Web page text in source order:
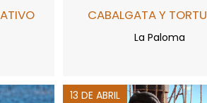
CABALGATA Y
La Paloma
13 DE ABRIL